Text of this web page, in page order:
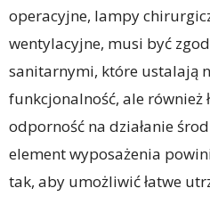
operacyjne, lampy
wentylacyjne, musi być
sanitarnymi, które ustalają
funkcjonalność, ale również
odporność na działanie
element wyposażenia
tak, aby umożliwić łatwe